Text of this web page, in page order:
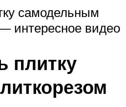
самодельным
интересное видео
плитку